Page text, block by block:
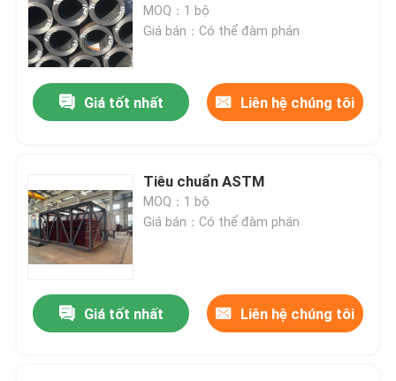
MOQ：1 bộ
Giá bán：Có thể đàm phán
Giá tốt nhất Liên hệ chúng tôi
Tiêu chuẩn ASTM
MOQ：1 bộ
Giá bán：Có thể đàm phán
Giá tốt nhất Liên hệ chúng tôi